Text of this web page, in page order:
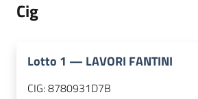
Cig
Lotto 1 — LAVORI FANTINI
CIG:8780931D7B